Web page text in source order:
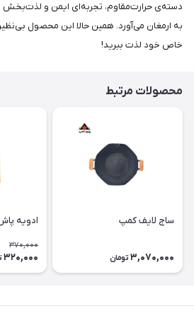
دسته‌ی حرارت‌مقاوم، تجربه‌ای ایمن و لذت‌بخش
به ارمغان می‌آورد. همین حالا این محصول
خاص خود لذت ببرید!
محصولات مرتبط
ساج لایف کمپ
3,070,000 تومان
ادویه
370,000
320,000